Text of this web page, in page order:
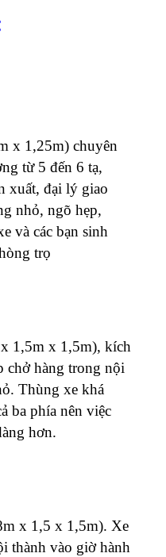
x 1,25m) chuyên
từ 5 đến 6 tạ,
xuất, đại lý giao
nhỏ, ngõ hẹp,
và các bạn sinh
trọ
1,5m x 1,5m), kích
chở hàng trong nội
Thùng xe khá
ba phía nên việc
hơn.
x 1,5 x 1,5m). Xe
thành vào giờ hành